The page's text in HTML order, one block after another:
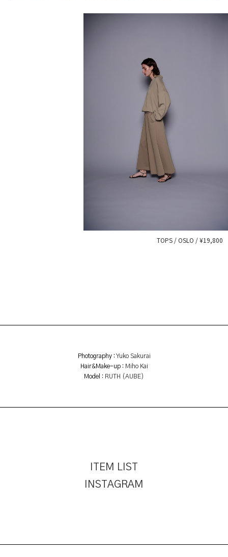
TOPS / OSLO / ¥19,800
Photography : Yuko Sakurai
Hair&Make-up : Miho Kai
Model : RUTH (AUBE)
ITEM LIST
INSTAGRAM